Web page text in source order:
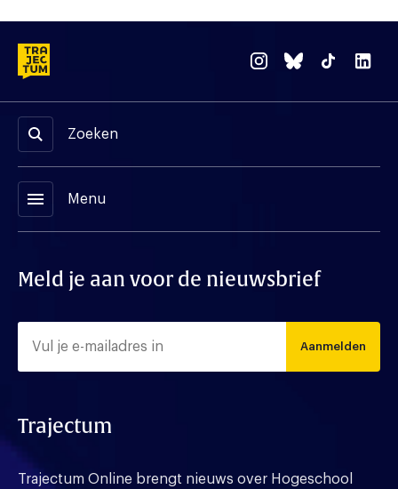
Zoeken
menu Menu
Meld je aan voor de nieuwsbrief
Aanmelden
Trajectum
Trajectum Online brengt nieuws over Hogeschool